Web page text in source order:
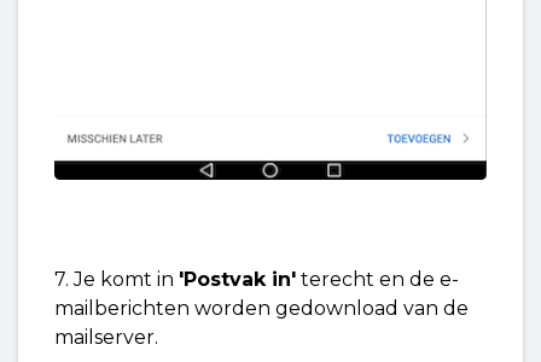
7. Je komt in 'Postvak in' terecht en de e-
mailberichten worden gedownload van de
mailserver.